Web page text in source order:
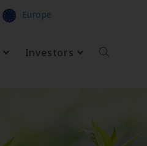
Europe
Investors